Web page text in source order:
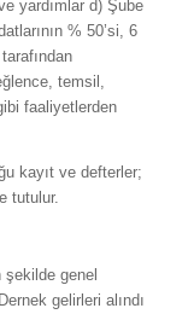
yardımlar d) Şube
% 50’si, 6
temsil,
faaliyetlerden
kayıt ve defterler;
tutulur.
şekilde genel
gelirleri alındı